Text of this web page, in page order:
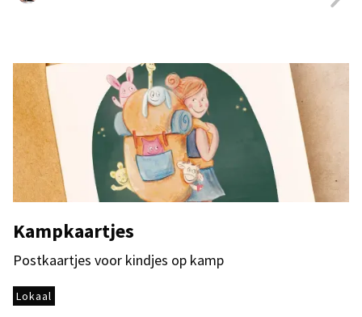
Kampkaartjes
Postkaartjes voor kindjes op kamp
Lokaal